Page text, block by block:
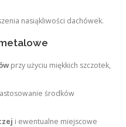
nasiąkliwości dachówek.
przy użyciu miękkich szczotek,
środków
i ewentualne miejscowe